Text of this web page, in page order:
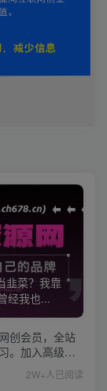
韭菜？我靠
经我也...
创会员，全站
。加入高级合
入1000+2W+人已阅读